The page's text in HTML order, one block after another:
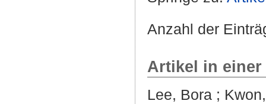
Anzahl der
Artikel in
Lee, Bora ;